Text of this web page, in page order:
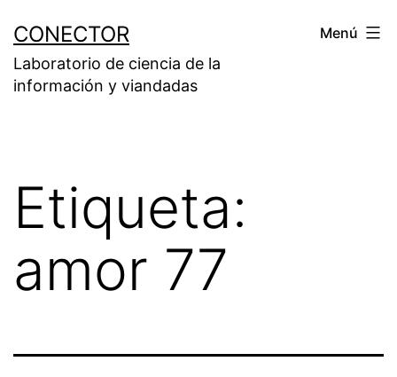
contenido
CONECTOR
Laboratorio de ciencia de la
información y viandadas
Menú
Etiqueta:
amor 77